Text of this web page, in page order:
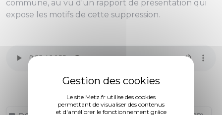
Le site Metz.fr utilise des cookies
permettant de visualiser des contenus
et d'améliorer le fonctionnement grâce
commune, au vu d'un rapport de présentation qui
expose les motifs de cette suppression.